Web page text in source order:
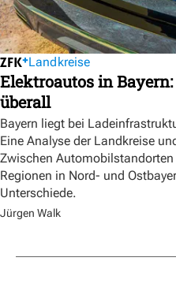
Landkreise
Elektroautos in
überall
Bayern liegt bei
Eine Analyse der Landkreise
Zwischen
Regionen in Nord- und
Unterschiede.
Jürgen Walk